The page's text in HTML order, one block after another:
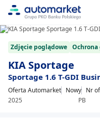
Zdjęcie poglądowe
KIA Sportage
Sportage 1.6 T-GDI
Oferta Automarket Nowy
2025
PB
Nr